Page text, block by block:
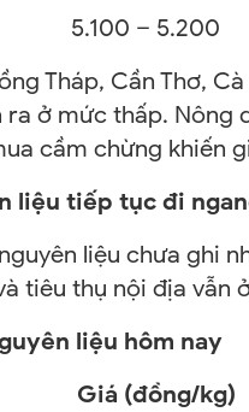
5.100 – 5.200
Tháp, Cần Thơ,
ra ở mức thấp.
cầm chừng khiến
liệu tiếp tục đi
liệu chưa ghi
tiêu thụ nội địa vẫn
liệu hôm nay
(đồng/kg)